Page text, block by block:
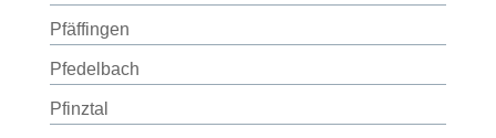
Pfäffingen
Pfedelbach
Pfinztal